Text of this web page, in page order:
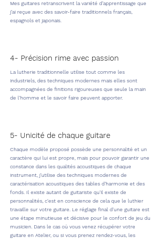
Mes guitares retranscrivent la variété d’apprentissage que
j’ai reçue avec des savoir-faire traditionnels français,
espagnols et japonais.
4- Précision rime avec passion
La lutherie traditionnelle utilise tout comme les
industriels, des techniques modernes mais elles sont
accompagnées de finitions rigoureuses que seule la main
de l’homme et le savoir faire peuvent apporter.
5- Unicité de chaque guitare
Chaque modèle proposé possède une personnalité et un
caractère qui lui est propre, mais pour pouvoir garantir une
constance dans les qualités acoustiques de chaque
instrument, j’utilise des techniques modernes de
caractérisation acoustiques des tables d’harmonie et des
fonds. Il existe autant de guitariste qu'il existe de
personnalités, c'est en conscience de cela que le luthier
travaille sur votre guitare. Le réglage final d'une guitare est
une étape minutieuse et décisive pour le confort de jeu du
musicien. Dans le cas où vous venez récupérer votre
guitare en Atelier, ou si vous prenez rendez-vous, les